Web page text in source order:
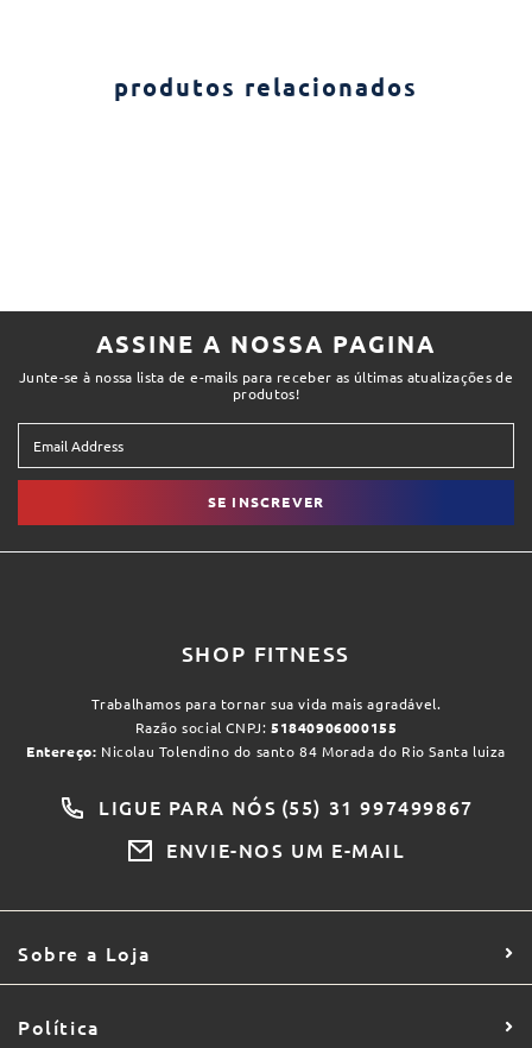
produtos relacionados
ASSINE A NOSSA PAGINA
Junte-se à nossa lista de e-mails para receber as últimas atualizações de
produtos!
SE INSCREVER
SHOP FITNESS
Trabalhamos para tornar sua vida mais agradável.
Razão social CNPJ: 51840906000155
Entereço: Nicolau Tolendino do santo 84 Morada do Rio Santa luiza
LIGUE PARA NÓS (55) 31 997499867
ENVIE-NOS UM E-MAIL
Sobre a Loja
Política